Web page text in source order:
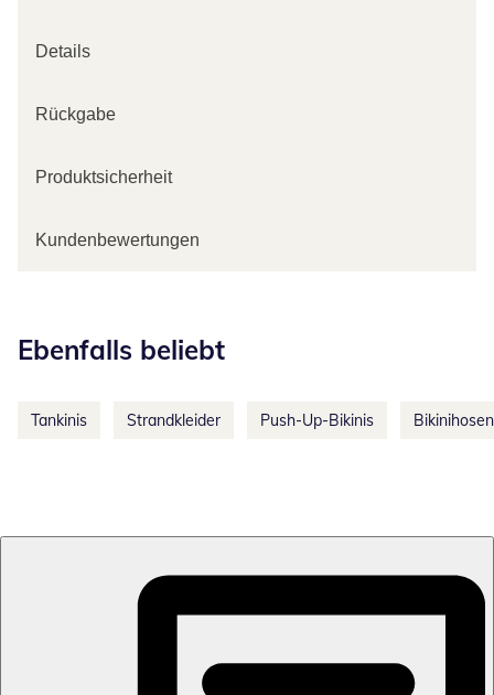
Details
Rückgabe
Produktsicherheit
Kundenbewertungen
Ebenfalls beliebt
Tankinis Strandkleider Push-Up-Bikinis Bikinihosen